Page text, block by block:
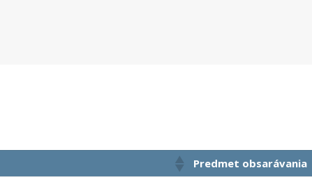
Predmet obsarávania